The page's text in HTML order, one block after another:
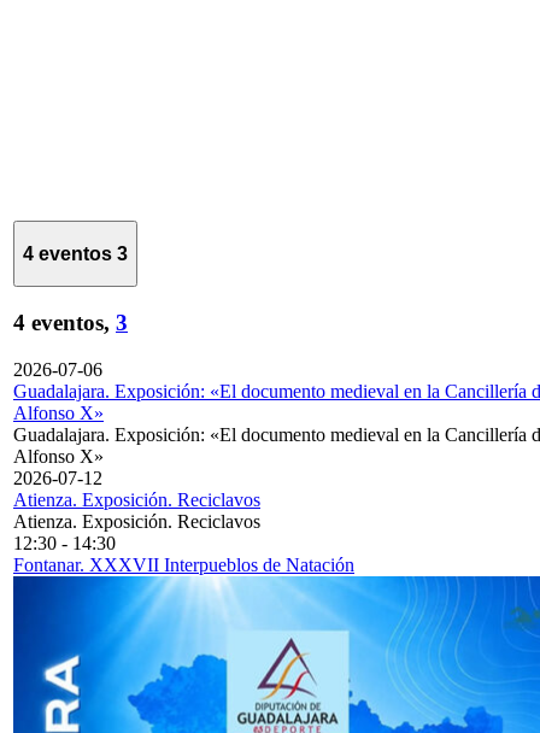
4 eventos 3
4 eventos, 3
2026-07-06
Guadalajara. Exposición: «El documento medieval en la Cancillería
Alfonso X»
Guadalajara. Exposición: «El documento medieval en la Cancillería
Alfonso X»
2026-07-12
Atienza. Exposición. Reciclavos
Atienza. Exposición. Reciclavos
12:30 - 14:30
Fontanar. XXXVII Interpueblos de Natación